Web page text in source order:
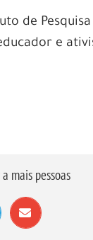
de
e
mais pessoas